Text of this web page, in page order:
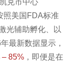
克市中心
照美国FDA标准
光辅助孵化、以
最新数据显示，
– 85%，即便是在